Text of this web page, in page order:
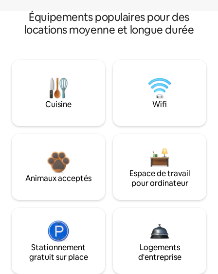
Équipements populaires pour des
locations moyenne et longue durée
Cuisine Wifi
Animaux acceptés
Espace de travail
pour ordinateur
Stationnement
gratuit sur place
Logements
d'entreprise